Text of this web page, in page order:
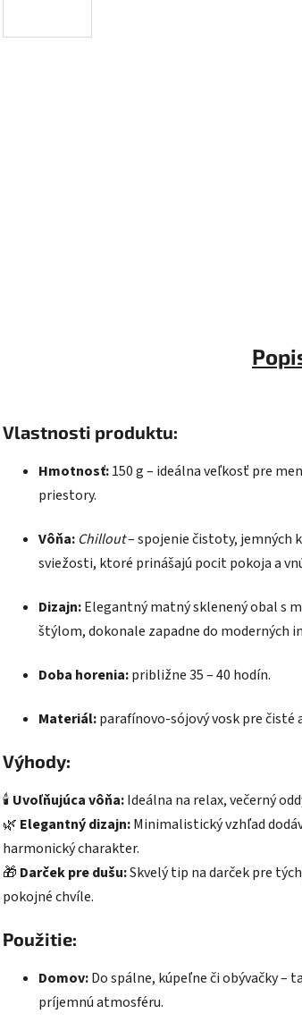
Vlastnosti produktu:
Hmotnosť:150 g – ideálna veľkosť pre
priestory.
Vôňa: Chillout– spojenie čistoty, jemných
sviežosti, ktoré prinášajú pocit pokoja a
Dizajn:Elegantný matný sklenený obal s
štýlom, dokonale zapadne do moderných
Doba horenia:približne 35 – 40 hodín.
Materiál:parafínovo-sójový vosk pre čisté
Výhody:
🕯️ Uvoľňujúca vôňa:Ideálna na relax, večerný
🌿 Elegantný dizajn:Minimalistický vzhľad
harmonický charakter.
🎁 Darček pre dušu:Skvelý tip na darček pre
pokojné chvíle.
Použitie:
Domov:Do spálne, kúpeľne či obývačky –
príjemnú atmosféru.